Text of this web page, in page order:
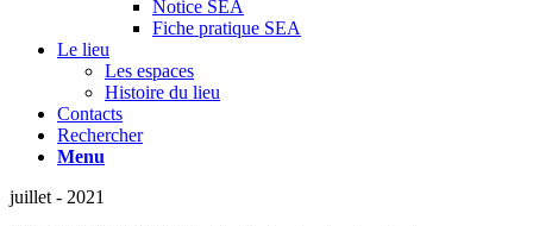
Notice SEA
Fiche pratique SEA
Le lieu
Les espaces
Histoire du lieu
Contacts
Rechercher
Menu
juillet - 2021